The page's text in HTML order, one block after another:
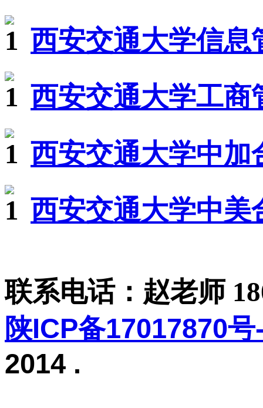
西安交通大学信息
西安交通大学工商
西安交通大学中加
西安交通大学中
联系电话：赵老师
陕ICP备17017870号
2014 .